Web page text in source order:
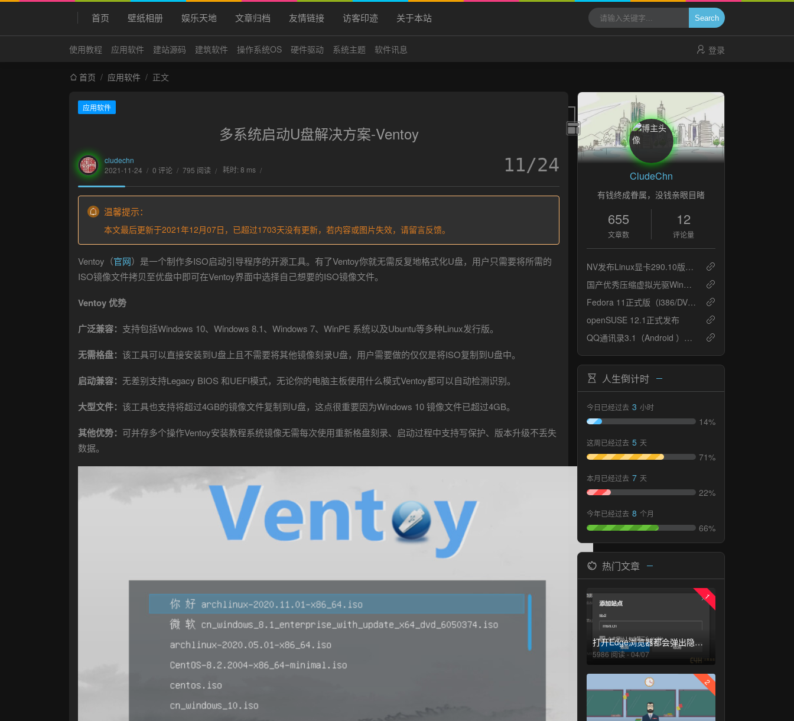
首页 壁纸相册 娱乐天地 文章归档 友情链接 访客印迹 关于本站 Search
使用教程 应用软件 建站源码 建筑软件 操作系统OS 硬件驱动 系统主题 软件讯息 登录
首页 / 应用软件 / 正文
应用软件
多系统启动U盘解决方案-Ventoy
cludechn
2021-11-24 / 0 评论 / 795 阅读 / 耗时: 8 ms / 11/24
温馨提示：
本文最后更新于2021年12月07日，已超过1703天没有更新，若内容或图片失效，请留言反馈。
Ventoy（官网）是一个制作多ISO启动引导程序的开源工具。有了Ventoy你就无需反复地格式化U盘，用户只需要将所需的
ISO镜像文件拷贝至优盘中即可在Ventoy界面中选择自己想要的ISO镜像文件。
Ventoy 优势
广泛兼容： 支持包括Windows 10、Windows 8.1、Windows 7、WinPE 系统以及Ubuntu等多种Linux发行版。
无需格盘： 该工具可以直接安装到U盘上且不需要将其他镜像刻录U盘，用户需要做的仅仅是将ISO复制到U盘中。
启动兼容： 无差别支持Legacy BIOS 和UEFI模式，无论你的电脑主板使用什么模式Ventoy都可以自动检测识别。
大型文件： 该工具也支持将超过4GB的镜像文件复制到U盘，这点很重要因为Windows 10 镜像文件已超过4GB。
其他优势： 可并存多个操作Ventoy安装教程系统镜像无需每次使用重新格盘刻录、启动过程中支持写保护、版本升级不丢失
数据。
CludeChn
有钱终成眷属，没钱亲眼目睹
655
文章数
12
评论量
NV发布Linux显卡290.10版驱动：修复诸多Bug
国产优秀压缩虚拟光驱WinMount 3.3.0209
Fedora 11正式版（i386/DVD）
openSUSE 12.1正式发布
QQ通讯录3.1（Android ）发布：摇一摇交换名片
人生倒计时
今日已经过去 3 小时
14%
这周已经过去 5 天
71%
本月已经过去 7 天
22%
今年已经过去 8 个月
66%
热门文章
1
打开Edge浏览器都会弹出隐私声明的解决办法
5986 阅读 - 04/07
2